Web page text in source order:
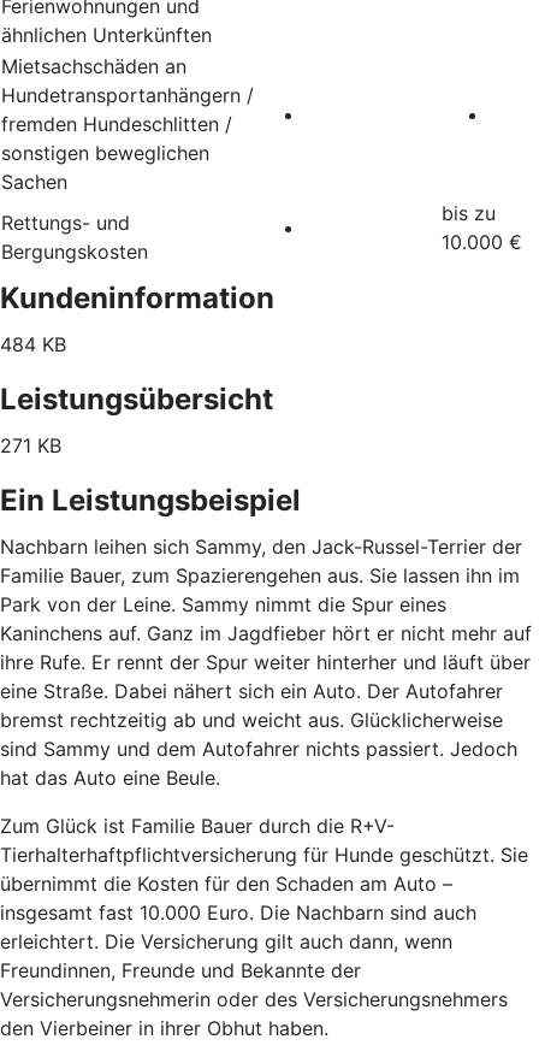
Ferienwohnungen und
ähnlichen Unterkünften
Mietsachschäden an
Hundetransportanhängern /
fremden Hundeschlitten /
sonstigen beweglichen
Sachen
Rettungs- und
Bergungskosten
bis zu
10.000 €
Kundeninformation
484 KB
Leistungsübersicht
271 KB
Ein Leistungsbeispiel
Nachbarn leihen sich Sammy, den Jack-Russel-Terrier der
Familie Bauer, zum Spazierengehen aus. Sie lassen ihn im
Park von der Leine. Sammy nimmt die Spur eines
Kaninchens auf. Ganz im Jagdfieber hört er nicht mehr auf
ihre Rufe. Er rennt der Spur weiter hinterher und läuft über
eine Straße. Dabei nähert sich ein Auto. Der Autofahrer
bremst rechtzeitig ab und weicht aus. Glücklicherweise
sind Sammy und dem Autofahrer nichts passiert. Jedoch
hat das Auto eine Beule.
Zum Glück ist Familie Bauer durch die R+V-
Tierhalterhaftpflichtversicherung für Hunde geschützt. Sie
übernimmt die Kosten für den Schaden am Auto –
insgesamt fast 10.000 Euro. Die Nachbarn sind auch
erleichtert. Die Versicherung gilt auch dann, wenn
Freundinnen, Freunde und Bekannte der
Versicherungsnehmerin oder des Versicherungsnehmers
den Vierbeiner in ihrer Obhut haben.